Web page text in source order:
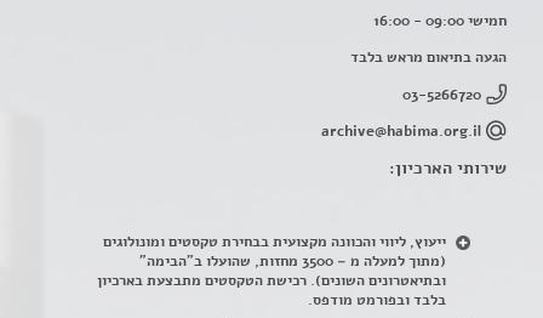
חמישי 09:00 - 16:00
הגעה בתיאום מראש בלבד
03-5266720
archive@habima.org.il
שירותי הארכיון:
ייעוץ, ליווי והכוונה מקצועית בבחירת טקסטים ומונולוגים
(מתוך למעלה מ – 3500 מחזות, שהועלו ב"הבימה"
ובתיאטרונים השונים). רכישת הטקסטים מתבצעת בארכיון
בלבד ובפורמט מודפס.